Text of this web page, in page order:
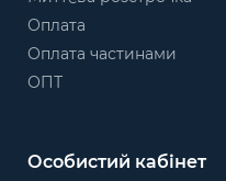
Оплата
Оплата частинами
ОПТ
Особистий кабінет